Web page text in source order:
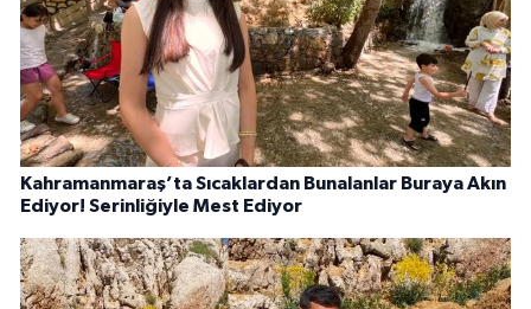
Kahramanmaraş’ta Sıcaklardan Bunalanlar Buraya Akın
Ediyor! Serinliğiyle Mest Ediyor